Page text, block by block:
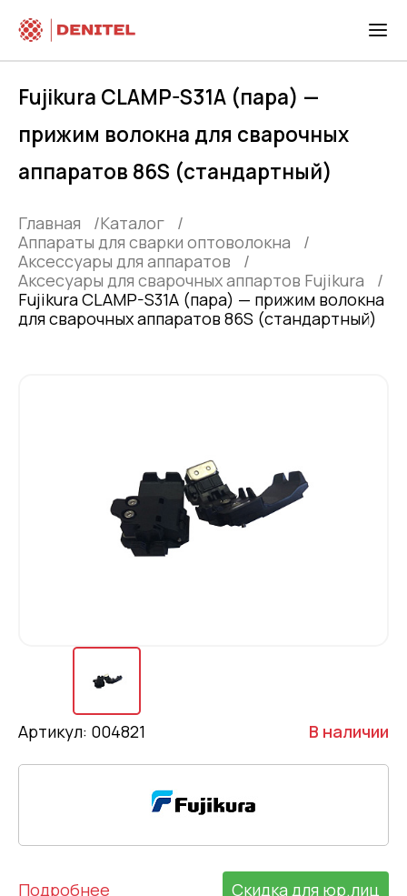
Fujikura CLAMP-S31A (пара) —
прижим волокна для сварочных
аппаратов 86S (стандартный)
Главная
Каталог
Аппараты для сварки оптоволокна
Аксессуары для аппаратов
Аксесуары для сварочных аппартов Fujikura
Fujikura CLAMP-S31A (пара) — прижим волокна
для сварочных аппаратов 86S (стандартный)
Артикул: 004821 В наличии
Подробнее Скидка для юр.лиц